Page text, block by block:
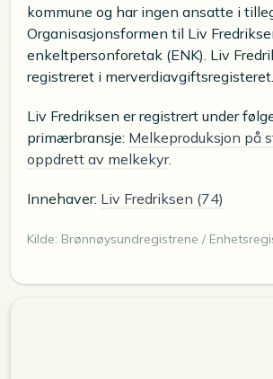
kommune og har ingen ansatte i
Organisasjonsformen til Liv
enkeltpersonforetak (ENK). Liv
registreret i merverdiavgiftsregisteret.
Liv Fredriksen er registrert under
primærbransje: Melkeproduksjon på
oppdrett av melkekyr.
Innehaver: Liv Fredriksen (74)
Kilde: Brønnøysundregistrene /